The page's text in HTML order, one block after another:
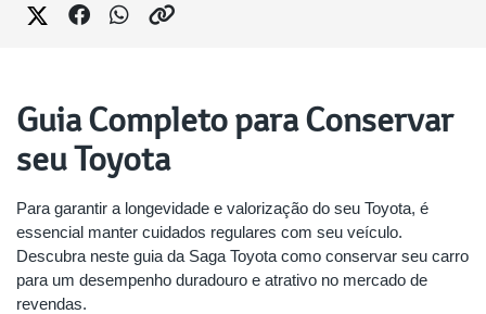
Guia Completo para Conservar
seu Toyota
Para garantir a longevidade e valorização do seu Toyota, é
essencial manter cuidados regulares com seu veículo.
Descubra neste guia da Saga Toyota como conservar seu carro
para um desempenho duradouro e atrativo no mercado de
revendas.